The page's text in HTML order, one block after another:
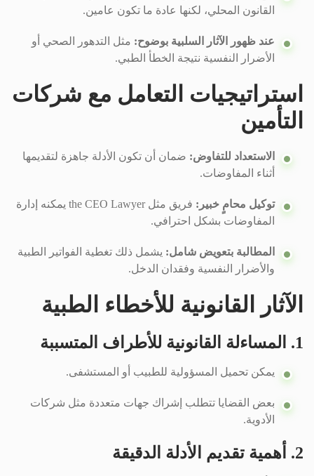
القانون المحلي، لكنها عادة ما تكون عامين.
عند ظهور الآثار السلبية بوضوح: مثل التدهور الصحي أو
الأضرار النفسية نتيجة الخطأ الطبي.
استراتيجيات التعامل مع شركات
التأمين
الاستعداد للتفاوض: ضمان أن تكون الأدلة جاهزة لتقديمها
أثناء المفاوضات.
توكيل محامٍ خبير:
فريق مثل the CEO Lawyer يمكنه إدارة
المفاوضات بشكل احترافي.
المطالبة بتعويض شامل: يشمل ذلك تغطية الفواتير الطبية
والأضرار النفسية وفقدان الدخل.
الآثار القانونية للأخطاء الطبية
1. المساءلة القانونية للأطراف المتسببة
يمكن تحميل المسؤولية للطبيب أو المستشفى.
بعض القضايا تتطلب إشراك جهات متعددة مثل شركات
الأدوية.
2. أهمية تقديم الأدلة الدقيقة